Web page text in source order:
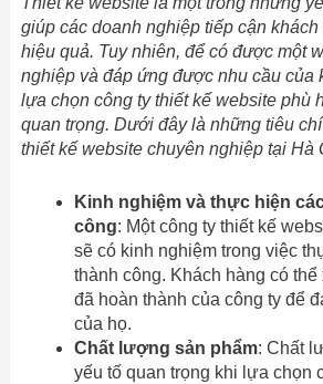
giúp các doanh nghiệp tiếp cận khách
hiệu quả. Tuy nhiên, để có được một
nghiệp và đáp ứng được nhu cầu của
lựa chọn công ty thiết kế website phù
quan trọng. Dưới đây là những tiêu
thiết kế website chuyên nghiệp tại Hà
Kinh nghiệm và thực hiện
công: Một công ty thiết kế
sẽ có kinh nghiệm trong việc
thành công. Khách hàng có
đã hoàn thành của công ty để
của họ.
Chất lượng sản phẩm: Chất
yếu tố quan trọng khi lựa chọn